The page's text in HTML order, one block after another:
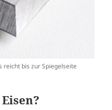
reicht bis zur Spiegelseite